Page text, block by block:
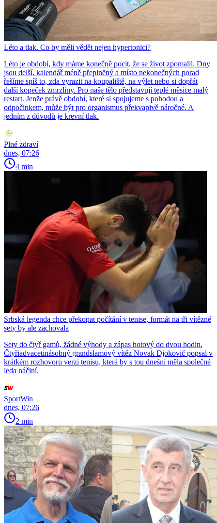
Léto a tlak. Co by měli vědět nejen hypertonici?
Léto je období, kdy máme konečně pocit, že se život zpomalil. Dny
jsou delší, kalendář méně přeplněný a místo nekonečných porad
řešíme spíš to, zda vyrazit na koupaliště, na výlet nebo si dopřát
další kopeček zmrzliny. Pro naše tělo představují teplé měsíce malý
restart. Jenže právě období, které si spojujeme s pohodou a
odpočinkem, může být pro organismus překvapivě náročné. A
jedním z důvodů je krevní tlak.
Plné zdraví
dnes, 07:26
4 min
Srbská legenda chce překopat počítání v tenise, formát na tři vítězné
sety by ale zachovala
Sety do čtyř gamů, žádné výhody a zápas hotový do dvou hodin.
Čtyřiadvacetinásobný grandslamový vítěz Novak Djokovič popsal v
krátkém rozhovoru verzi tenisu, která by s tou dnešní měla společné
leda náčiní.
SportWin
dnes, 07:26
2 min